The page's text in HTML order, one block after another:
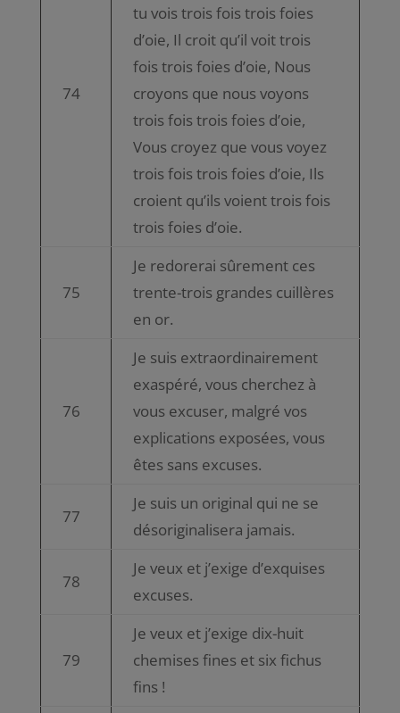
74
tu vois trois fois trois foies
d’oie, Il croit qu’il voit trois
fois trois foies d’oie, Nous
croyons que nous voyons
trois fois trois foies d’oie,
Vous croyez que vous voyez
trois fois trois foies d’oie, Ils
croient qu’ils voient trois fois
trois foies d’oie.
75
Je redorerai sûrement ces
trente-trois grandes cuillères
en or.
76
Je suis extraordinairement
exaspéré, vous cherchez à
vous excuser, malgré vos
explications exposées, vous
êtes sans excuses.
77
Je suis un original qui ne se
désoriginalisera jamais.
78
Je veux et j’exige d’exquises
excuses.
79
Je veux et j’exige dix-huit
chemises fines et six fichus
fins !